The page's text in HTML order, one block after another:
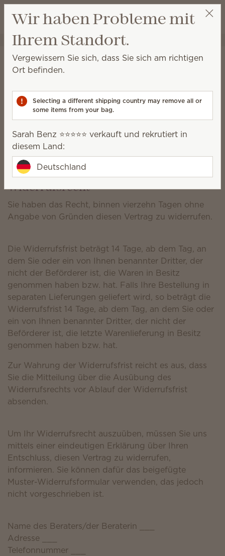
Wunschliste
Warenkorb
Sarah Benz ⭐️⭐️⭐️⭐️⭐️ Party auswählen
Informationen zum
Versand*
Bestellungen nach Deutschland:
Bei einem Verkaufswert von bis zu 619,99 € kostet der
Versand 7 €.
Bei einem Verkaufswert von 620 € und mehr ist der
Versand gratis.
Alle Versandkosten verstehen sich inklusive MwSt.
Widerrufsrecht
Sie haben das Recht, binnen vierzehn Tagen ohne
Angabe von Gründen diesen Vertrag zu widerrufen.
Die Widerrufsfrist beträgt 14 Tage, ab dem Tag, an
dem Sie oder ein von Ihnen benannter Dritter, der
nicht der Beförderer ist, die Waren in Besitz
genommen haben bzw. hat. Falls Ihre Bestellung in
separaten Lieferungen geliefert wird, so beträgt die
Widerrufsfrist 14 Tage, ab dem Tag, an dem Sie oder
ein von Ihnen benannter Dritter, der nicht der
Beförderer ist, die letzte Warenlieferung in Besitz
genommen haben bzw. hat.
Zur Wahrung der Widerrufsfrist reicht es aus, dass
Sie die Mitteilung über die Ausübung des
Widerrufsrechts vor Ablauf der Widerrufsfrist
absenden.
Um Ihr Widerrufsrecht auszuüben, müssen Sie uns
mittels einer eindeutigen Erklärung über Ihren
Entschluss, diesen Vertrag zu widerrufen,
informieren. Sie können dafür das beigefügte
Muster-Widerrufsformular verwenden, das jedoch
nicht vorgeschrieben ist.
Name des Beraters/der Beraterin ___
Adresse ___
Telefonnummer ___
Wir haben Probleme mit
Ihrem Standort.
Vergewissern Sie sich, dass Sie sich am richtigen
Ort befinden.
Selecting a different shipping country may remove all or
some items from your bag.
Sarah Benz ⭐️⭐️⭐️⭐️⭐️ verkauft und rekrutiert in
diesem Land:
Deutschland